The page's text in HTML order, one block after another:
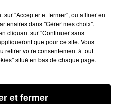
16/05/2024 À 07H50
"Accepter et fermer", ou affiner en
dans "Gérer mes choix".
cliquant sur "Continuer sans
que pour ce site. Vous
retirer votre consentement à tout
situé en bas de chaque page.
et fermer